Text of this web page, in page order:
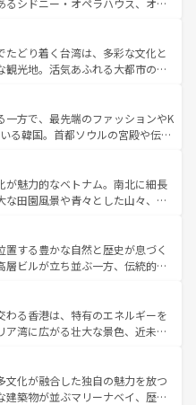
、新着のアメリカ
参照してほしい。
る人々を迎えてくれるハワイの
フードやハワイアンミュージッ
など、すべてがハワイの魅力を彩
のハワイ情報
してほしい。
るシドニー・オペラハウス、オー
そびえるウルル（エアーズロッ
い原生林やケアンズの熱帯雨林な
。また、カフェやワイン、オージ
実しており、サーフィンやダイ
、アウトドア好きにはたまらな
彩な魅力を存分に味わいつくそ
たどり着く台湾は、多彩な文化と
観光地。活気あふれる大都市の台
ある台湾東部など、都市の喧騒
ており、訪れる人に新しい発見と
。また、奥深い台湾の食文化も魅
ツなど、バラエティ豊かな料理
お、新着の台湾情報は コンテンツ一覧を参
一方で、最先端のファッションやK
る韓国。首都ソウルの宮殿や伝統
季折々の自然美を楽しむことが
や焼肉、絶品のストリートフード
理が待っている。夜には、韓国な
国の多彩な魅力を心ゆくまで味
みてほしい。 なお、新着の韓国情報はコンテンツ一
が魅力的なベトナム。南北に細長
な田園風景や青々とした山々、世
づく。ハノイの古い町並みやホ
治時代の建物も、独特の雰囲気を
バラエティの豊かさとおいしさで
、ベトナムコーヒーなどは、ぜ
の地域を訪れてもあたたかい人々
ので、きっと忘れられない旅にな
置する豊かな自然と歴史が息づく
層ビルが立ち並ぶ一方、伝統的な
部ではチェンマイなどの山岳地
部ではプーケットやクラビの美し
を楽しむことができる。タイ料理
で、どの季節にも異なる楽しみ
すいタイの人々、仏教を中心とし
光資源が、訪れる旅人を魅了し続
わる香港は、特有のエネルギーを
ア湾に広がる壮大な景色、近未来
るはず。観光スポットが密集し
ろを回れるのも魅力。息をのむよ
験まで、香港を存分に楽しみ尽く
文化が融合した独自の魅力を放つ
建築物が並ぶマリーナベイ、歴史